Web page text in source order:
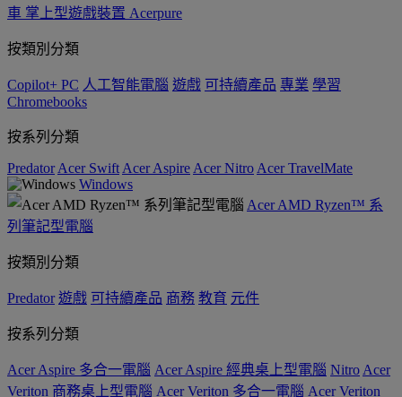
車 掌上型遊戲裝置 Acerpure
按類別分類
Copilot+ PC 人工智能電腦 遊戲 可持續產品 專業 學習
Chromebooks
按系列分類
Predator Acer Swift Acer Aspire Acer Nitro Acer TravelMate
Windows
Acer AMD Ryzen™ 系
列筆記型電腦
按類別分類
Predator 遊戲 可持續產品 商務 教育 元件
按系列分類
Acer Aspire 多合一電腦 Acer Aspire 經典桌上型電腦 Nitro Acer
Veriton 商務桌上型電腦 Acer Veriton 多合一電腦 Acer Veriton